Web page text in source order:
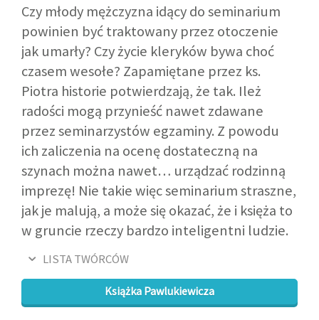
PARTNERZY
NEWSLETTER
DLA MEDIÓW
KONTAKT
Czy młody mężczyzna idący do seminarium
powinien być traktowany przez otoczenie
jak umarły? Czy życie kleryków bywa choć
czasem wesołe? Zapamiętane przez ks.
Piotra historie potwierdzają, że tak. Ileż
radości mogą przynieść nawet zdawane
przez seminarzystów egzaminy. Z powodu
ich zaliczenia na ocenę dostateczną na
szynach można nawet… urządzać rodzinną
imprezę! Nie takie więc seminarium straszne,
jak je malują, a może się okazać, że i księża to
w gruncie rzeczy bardzo inteligentni ludzie.
LISTA TWÓRCÓW
Książka Pawlukiewicza